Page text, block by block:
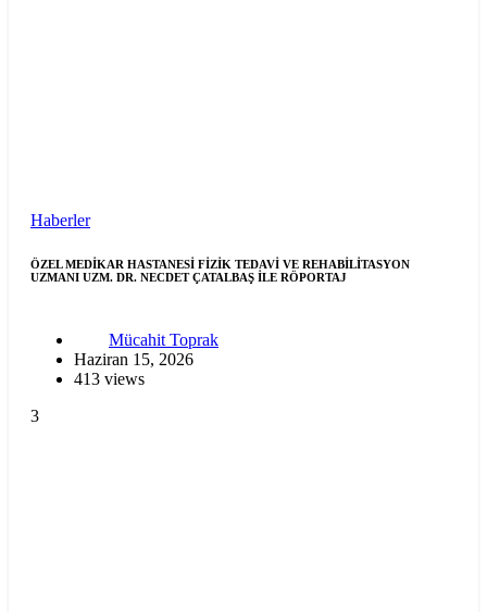
Haberler
ÖZEL MEDİKAR HASTANESİ FİZİK TEDAVİ VE REHABİLİTASYON
UZMANI UZM. DR. NECDET ÇATALBAŞ İLE RÖPORTAJ
Mücahit Toprak
Haziran 15, 2026
413 views
3